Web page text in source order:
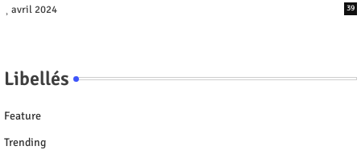
avril 2024 39
Libellés
Feature
Trending